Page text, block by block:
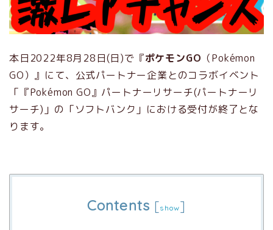
本日2022年8月28日(日)で『ポケモンGO （Pokémon
GO）』にて、公式パートナー企業とのコラボイベント
「『Pokémon GO』パートナーリサーチ(パートナーリ
サーチ)」の「ソフトバンク」における受付が終了とな
ります。
Contents [show]